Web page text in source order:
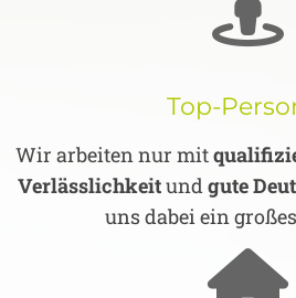
Top-
Wir arbeiten nur mit
Verlässlichkeitundgute
uns dabei ein